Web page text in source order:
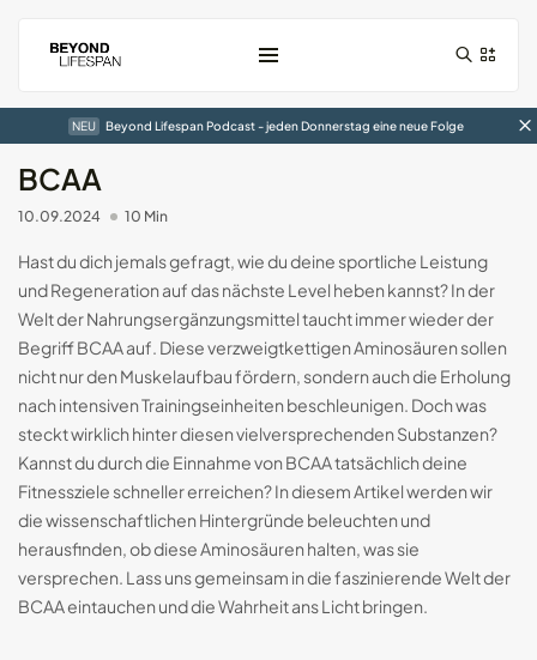
NEU Beyond Lifespan Podcast - jeden Donnerstag eine neue Folge
Der RingConn Gen1 Smart-Ring im...
01.01.2025 7 Min
Der Circular Slim Ring im...
05.10.2024 10 Min
Smart-Ringe: Die Zukunft des
tragbaren...
BCAA
10.09.2024 10 Min
Hast du dich jemals gefragt, wie du deine sportliche Leistung
und Regeneration auf das nächste Level heben kannst? In der
Welt der Nahrungsergänzungsmittel taucht immer wieder der
Begriff BCAA auf. Diese verzweigtkettigen Aminosäuren sollen
nicht nur den Muskelaufbau fördern, sondern auch die Erholung
nach intensiven Trainingseinheiten beschleunigen. Doch was
steckt wirklich hinter diesen vielversprechenden Substanzen?
Kannst du durch die Einnahme von BCAA tatsächlich deine
Fitnessziele schneller erreichen? In diesem Artikel werden wir
die wissenschaftlichen Hintergründe beleuchten und
herausfinden, ob diese Aminosäuren halten, was sie
versprechen. Lass uns gemeinsam in die faszinierende Welt der
BCAA eintauchen und die Wahrheit ans Licht bringen.